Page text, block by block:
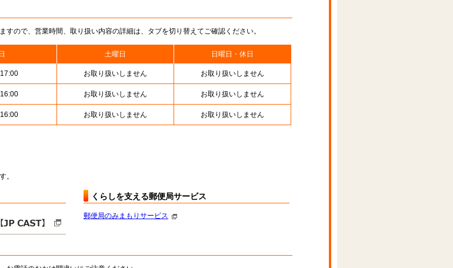
ので、営業時間、取り扱い内容の詳細は、タブを切り替えてご確認ください。
土曜日 日曜日・休日
お取り扱いしません お取り扱いしません
お取り扱いしません お取り扱いしません
お取り扱いしません お取り扱いしません
。
くらしを支える郵便局サービス
郵便局のみまもりサービス